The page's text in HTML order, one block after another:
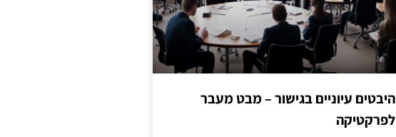
היבטים עיוניים בגישור – מבט מעבר
לפרקטיקה